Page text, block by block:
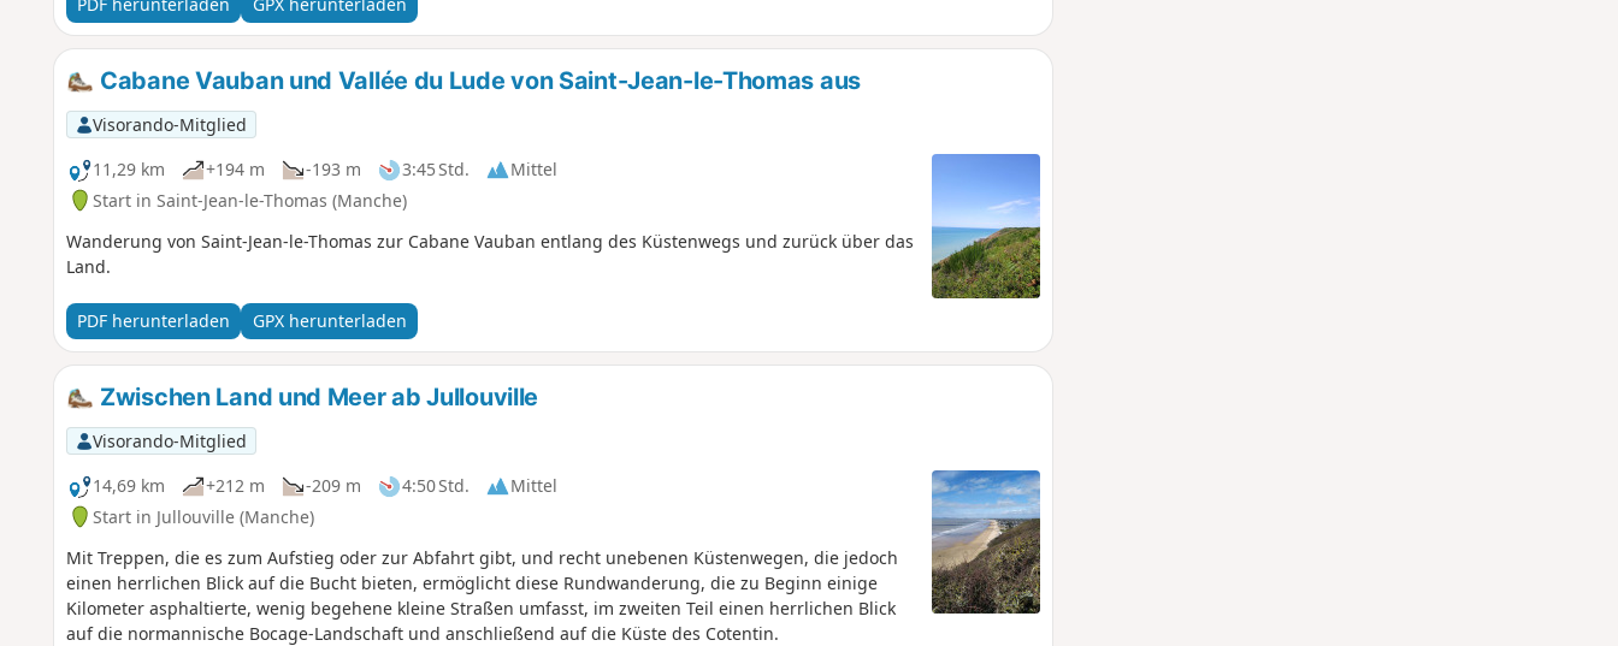
PDF herunterladen GPX herunterladen
Cabane Vauban und Vallée du Lude von Saint-Jean-le-Thomas aus
Visorando-Mitglied
11,29 km
+194 m -193 m 3:45 Std.
Mittel
Start in Saint-Jean-le-Thomas (Manche)
Wanderung von Saint-Jean-le-Thomas zur Cabane Vauban entlang des Küstenwegs und zurück über das
Land.
PDF herunterladen GPX herunterladen
Zwischen Land und Meer ab Jullouville
Visorando-Mitglied
14,69 km
+212 m -209 m 4:50 Std.
Mittel
Start in Jullouville (Manche)
Mit Treppen, die es zum Aufstieg oder zur Abfahrt gibt, und recht unebenen Küstenwegen, die jedoch
einen herrlichen Blick auf die Bucht bieten, ermöglicht diese Rundwanderung, die zu Beginn einige
Kilometer asphaltierte, wenig begehene kleine Straßen umfasst, im zweiten Teil einen herrlichen Blick
auf die normannische Bocage-Landschaft und anschließend auf die Küste des Cotentin.